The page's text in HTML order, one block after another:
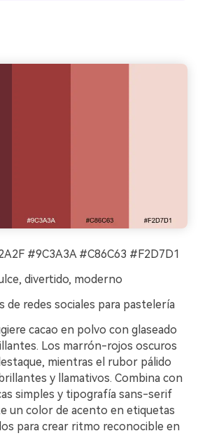
#9C3A3A #C86C63 #F2D7D1
divertido, moderno
de redes sociales para pastelería
cacao en polvo con glaseado
Los marrón-rojos oscuros
mientras el rubor pálido
y llamativos. Combina con
simples y tipografía sans-serif
un color de acento en etiquetas
para crear ritmo reconocible en